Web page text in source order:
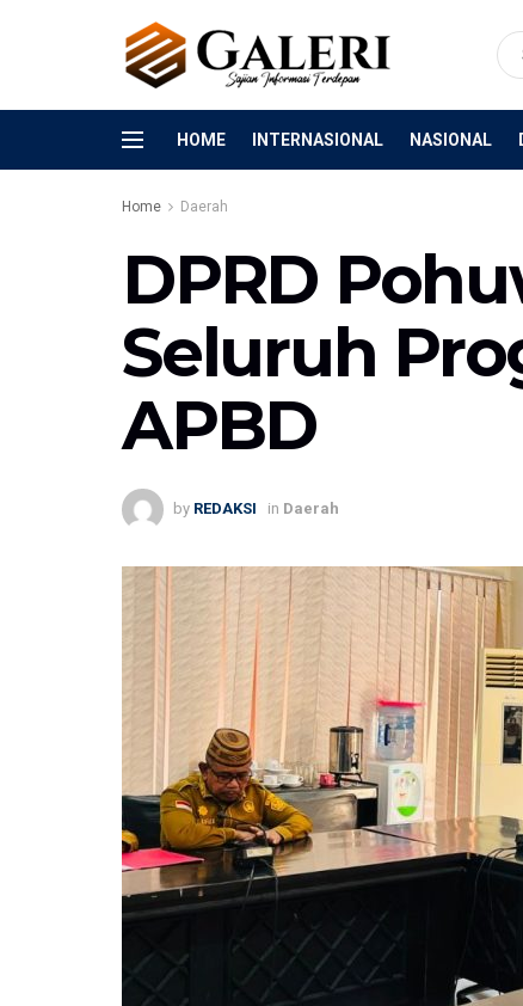
HOME INTERNASIONAL NASIONAL
Home Daerah
DPRD
Seluruh
APBD
by REDAKSI in Daerah